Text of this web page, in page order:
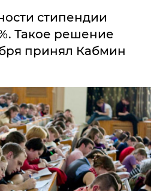
стипендии
Такое решение
принял Кабмин